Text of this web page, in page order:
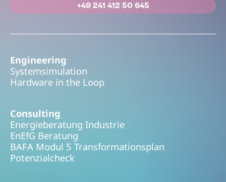
+49 241 412 50 645
Engineering
Systemsimulation
Hardware in the Loop
Consulting
Energieberatung Industrie
EnEfG Beratung
BAFA Modul 5 Transformationsplan
Potenzialcheck